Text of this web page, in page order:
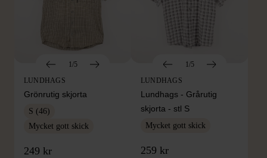
1/5
LUNDHAGS
Grönrutig skjorta
S (46)
Mycket gott skick
249 kr
1/5
LUNDHAGS
Lundhags - Grårutig
skjorta - stl S
Mycket gott skick
259 kr